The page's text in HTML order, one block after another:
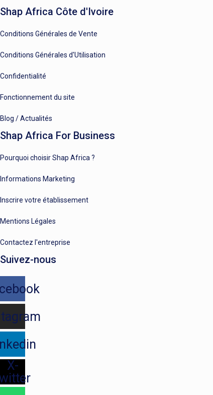
Shap Africa Côte d'Ivoire
Conditions Générales de Vente
Conditions Générales d'Utilisation
Confidentialité
Fonctionnement du site
Blog / Actualités
Shap Africa For Business
Pourquoi choisir Shap Africa ?
Informations Marketing
Inscrire votre établissement
Mentions Légales
Contactez l'entreprise
Suivez-nous
X-